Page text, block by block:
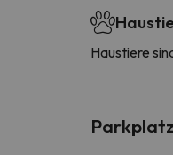
Haustiere
Parkplatz